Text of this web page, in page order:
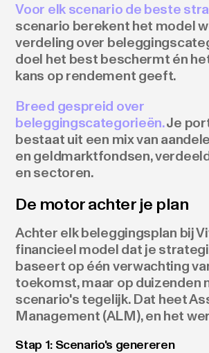
Voor elk scenario de beste
scenario berekent het model
verdeling over
doel het best beschermt én
kans op rendement geeft.
Breed gespreid over
beleggingscategorieën.Je
bestaat uit een mix van
en geldmarktfondsen,
en sectoren.
De motor achter je plan
Achter elk beleggingsplan bij
financieel model dat je
baseert op één verwachting
toekomst, maar op duizenden
scenario's tegelijk. Dat heet
Management (ALM), en het
Stap 1: Scenario's genereren